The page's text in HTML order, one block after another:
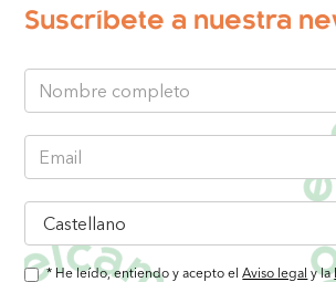
Suscríbete a nuestra
* He leído, entiendo y acepto elAviso legal y la